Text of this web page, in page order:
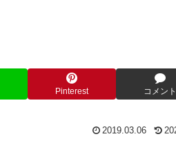
Pinterest コメント
2019.03.06